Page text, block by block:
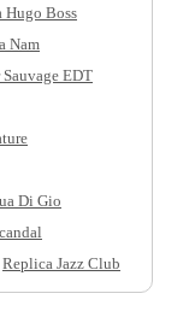
Hugo Boss
Nam
EDT
Di Gio
Replica Jazz Club